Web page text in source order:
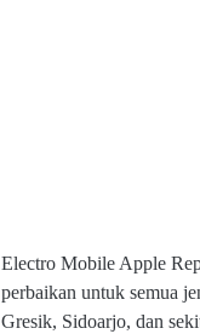
Electro Mobile Apple
perbaikan untuk semua
Gresik, Sidoarjo, dan